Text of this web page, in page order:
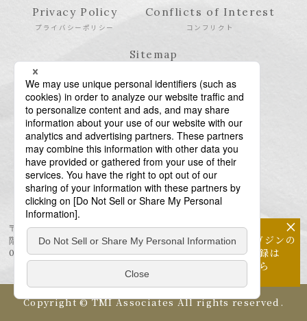
Privacy Policy
プライバシーポリシー
Conflicts of Interest
コンフリクト
Sitemap
〒106-6123 東京都港区六本木6-10-1 六本木ヒルズ森タワー23
階
03-6438-5511（代表） / 03-6438-5611（特許・商標）
Copyright © TMI Associates All rights reserved.
×
メールマガジンの
配信登録は
こちら